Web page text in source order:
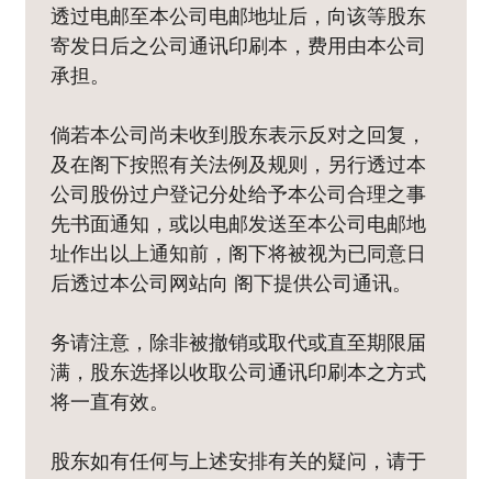
透过电邮至本公司电邮地址后，向该等股东
寄发日后之公司通讯印刷本，费用由本公司
承担。
倘若本公司尚未收到股东表示反对之回复，
及在阁下按照有关法例及规则，另行透过本
公司股份过户登记分处给予本公司合理之事
先书面通知，或以电邮发送至本公司电邮地
址作出以上通知前，阁下将被视为已同意日
后透过本公司网站向 阁下提供公司通讯。
务请注意，除非被撤销或取代或直至期限届
满，股东选择以收取公司通讯印刷本之方式
将一直有效。
股东如有任何与上述安排有关的疑问，请于